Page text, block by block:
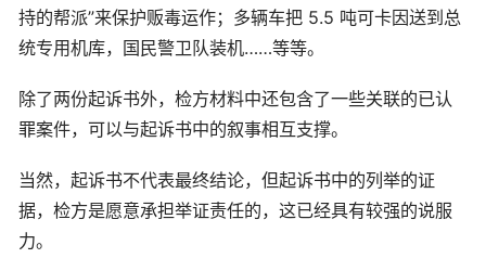
持的帮派”来保护贩毒运作；多辆车把 5.5 吨可卡因送到总
统专用机库，国民警卫队装机……等等。
除了两份起诉书外，检方材料中还包含了一些关联的已认
罪案件，可以与起诉书中的叙事相互支撑。
当然，起诉书不代表最终结论，但起诉书中的列举的证
据，检方是愿意承担举证责任的，这已经具有较强的说服
力。